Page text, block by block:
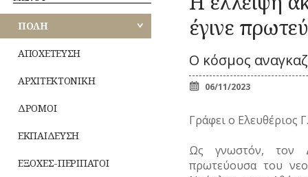
ΚΟΙΝΟΧΡΗΣΤΟΙ
ΧΩΡΟΙ
ΚΤΙΡΙΑ
ΜΝΗΜΕΙΑ
ΝΑΟΙ-ΜΟΝΕΣ
ΝΕΚΡΟΤΑΦΕΙΑ
ΠΕΡΙΧΩΡΑ
ΚΟΜΙΚΣ
ΣΚΙΤΣΑ
(ΓΕΛΟΙΟΓΡΑΦΙΕΣ)
–
ΠΟΙΗΣΗ
(ΟΛΥΜΠΙΣΜΟΣ)
ΤΗΛΕΟΡΑΣΗ
ΑΘΗΝΩΝ
ΑΝΑΤΟΛΙΚΗΣ
ΕΟΡΤΕΣ
ΞΩΚΚΛΗΣΙΑ
ΠΑΝΗΓΥΡΙΑ
ΒΙΟΣ
Λατρεία
Ζώα
Μύθοι
ΠΟΛΗ
ΑΠΟΧΕΤΕΥΣΗ
ΑΡΧΙΤΕΚΤΟΝΙΚΗ
ΔΡΟΜΟΙ
ΕΚΠΑΙΔΕΥΣΗ
ΕΞΟΧΕΣ-ΠΕΡΙΠΑΤΟΙ
έγινε
Ο κόσμος
06/11/2023
Γράφει ο Ελευθέριος
Ως γνωστόν, τον
πρωτεύουσα του